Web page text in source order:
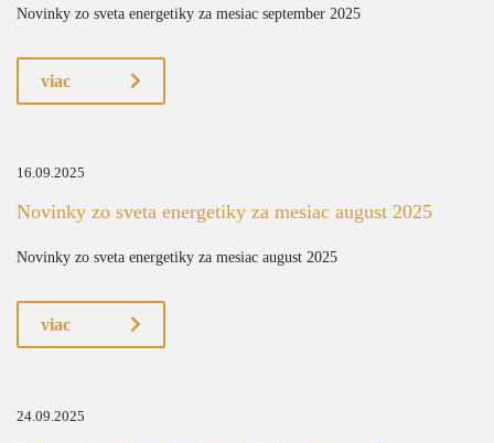
Novinky zo sveta energetiky za mesiac september 2025
viac
16.09.2025
Novinky zo sveta energetiky za mesiac august 2025
Novinky zo sveta energetiky za mesiac august 2025
viac
24.09.2025